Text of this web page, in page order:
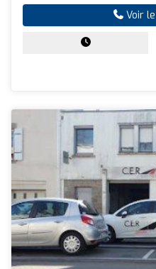
Voir